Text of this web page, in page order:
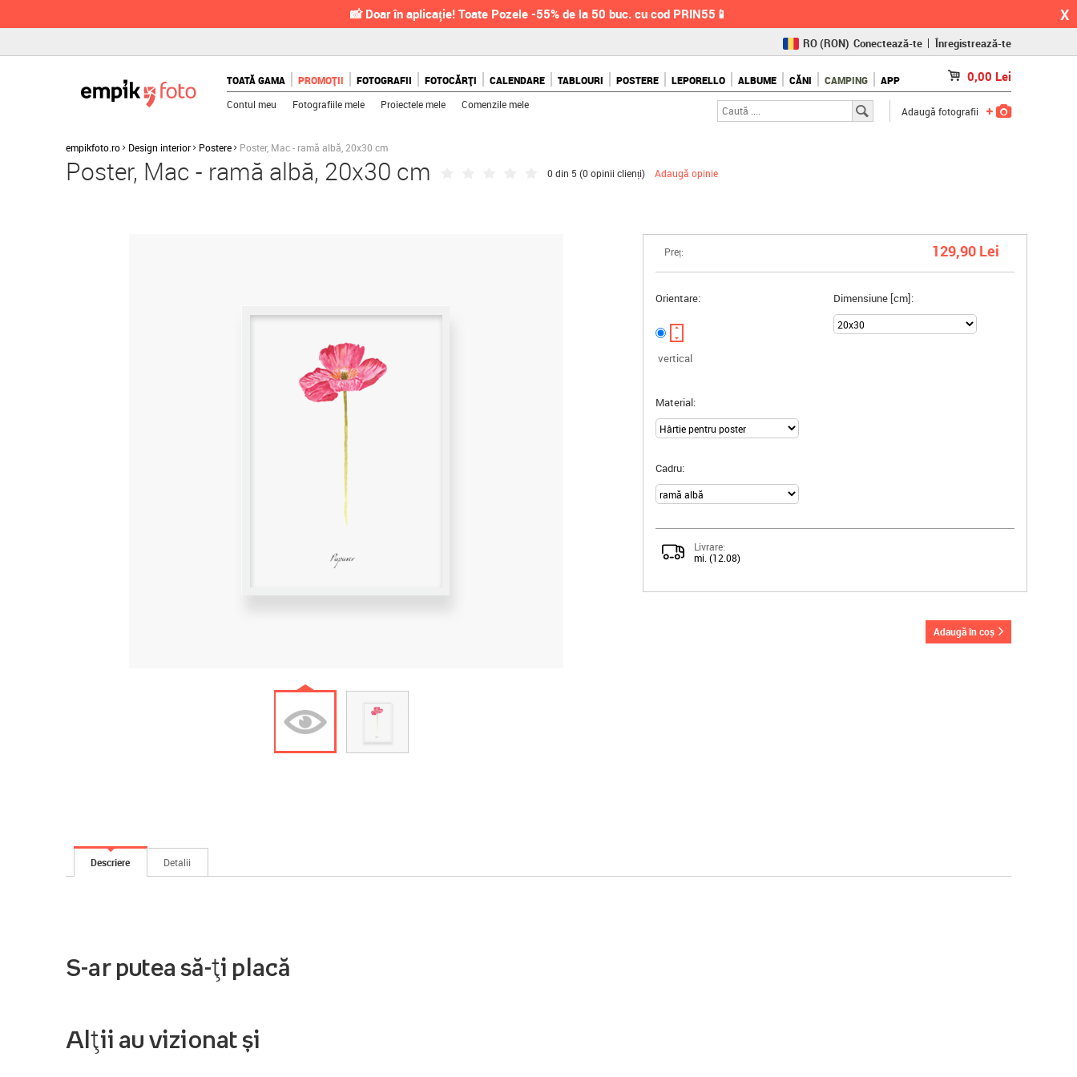
📸 Doar în aplicație! Toate Pozele -55% de la 50 buc. cu cod PRIN55📱 X
(KČ)
SK(€)
RO(RON) Conectează-te Înregistrează-te
TOATĂ GAMA PROMOȚII FOTOGRAFII FOTOCĂRȚI CALENDARE TABLOURI POSTERE LEPORELLO ALBUME CĂNI CAMPING APP 0,00 Lei
Contul meu Fotografiile mele Proiectele mele Comenzile mele
Adaugă fotografii
empikfoto.ro Design interior Postere Poster, Mac - ramă albă, 20x30 cm
Poster, Mac - ramă albă, 20x30 cm 0 din 5 (0 opinii clienți) Adaugă opinie
Preț: 129,90 Lei
Orientare:
vertical
Dimensiune [cm]:
Material:
Cadru:
Livrare:
mi. (12.08)
adaugă în coș
Descriere Detalii
S-ar putea să-ți placă
Alții au vizionat și